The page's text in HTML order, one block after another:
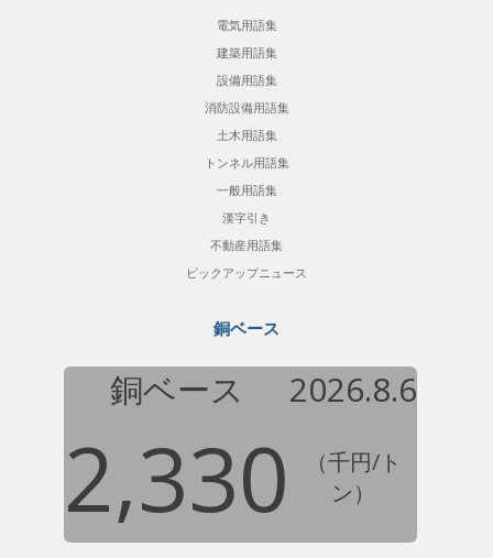
電気用語集
建築用語集
設備用語集
消防設備用語集
土木用語集
トンネル用語集
一般用語集
漢字引き
不動産用語集
ピックアップニュース
銅ベース
銅ベース 2026.8.6
2,330
（千円/ト
ン）